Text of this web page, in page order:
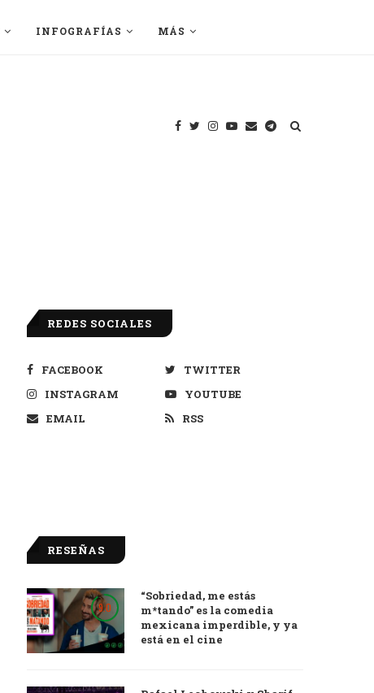
INFOGRAFÍAS MÁS
REDES SOCIALES
FACEBOOK
TWITTER
INSTAGRAM
YOUTUBE
EMAIL
RSS
RESEÑAS
9.0
“Sobriedad, me estás
m*tando” es la comedia
mexicana imperdible, y ya
está en el cine